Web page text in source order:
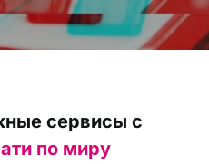
сервисы с
по миру